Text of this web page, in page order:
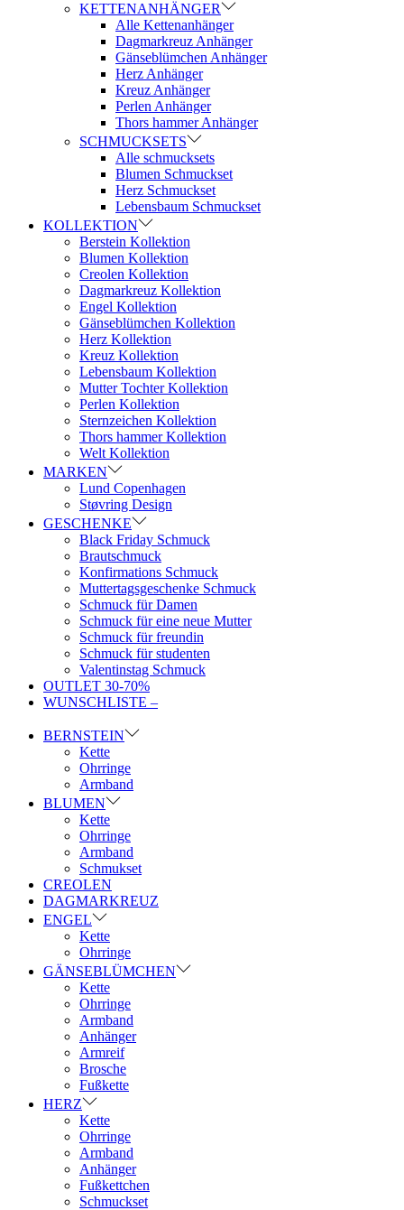
KETTENANHÄNGER
Alle Kettenanhänger
Dagmarkreuz Anhänger
Gänseblümchen Anhänger
Herz Anhänger
Kreuz Anhänger
Perlen Anhänger
Thors hammer Anhänger
SCHMUCKSETS
Alle schmucksets
Blumen Schmuckset
Herz Schmuckset
Lebensbaum Schmuckset
KOLLEKTION
Berstein Kollektion
Blumen Kollektion
Creolen Kollektion
Dagmarkreuz Kollektion
Engel Kollektion
Gänseblümchen Kollektion
Herz Kollektion
Kreuz Kollektion
Lebensbaum Kollektion
Mutter Tochter Kollektion
Perlen Kollektion
Sternzeichen Kollektion
Thors hammer Kollektion
Welt Kollektion
MARKEN
Lund Copenhagen
Støvring Design
GESCHENKE
Black Friday Schmuck
Brautschmuck
Konfirmations Schmuck
Muttertagsgeschenke Schmuck
Schmuck für Damen
Schmuck für eine neue Mutter
Schmuck für freundin
Schmuck für studenten
Valentinstag Schmuck
OUTLET 30-70%
WUNSCHLISTE –
BERNSTEIN
Kette
Ohrringe
Armband
BLUMEN
Kette
Ohrringe
Armband
Schmukset
CREOLEN
DAGMARKREUZ
ENGEL
Kette
Ohrringe
GÄNSEBLÜMCHEN
Kette
Ohrringe
Armband
Anhänger
Armreif
Brosche
Fußkette
HERZ
Kette
Ohrringe
Armband
Anhänger
Fußkettchen
Schmuckset